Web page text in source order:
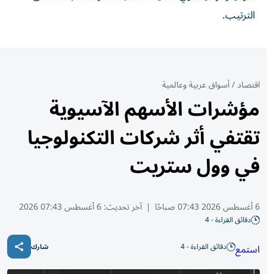
الترتيب.
اقتصاد/أسواق عربية وعالمية
مؤشرات الأسهم الآسيوية
تقتفي أثر شركات التكنولوجيا
في وول ستريت
6 أغسطس 2026 07:43 صباحًا | آخر تحديث:6 أغسطس 07:43 2026
دقائق القراءة - 4
استمع دقائق القراءة - 4 شارك